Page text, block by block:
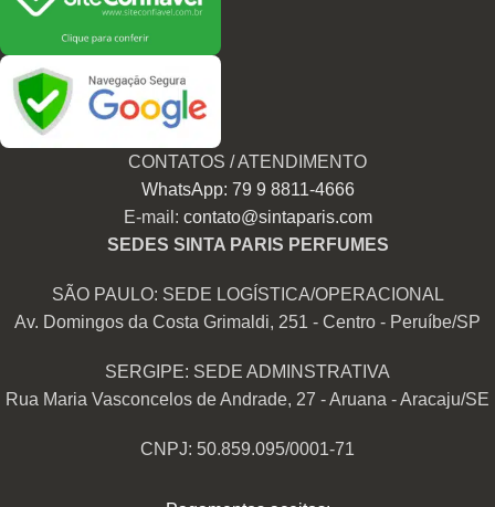
CONTATOS / ATENDIMENTO
WhatsApp: 79 9 8811-4666
E-mail: contato@sintaparis.com
SEDES SINTA PARIS PERFUMES
SÃO PAULO: SEDE LOGÍSTICA/OPERACIONAL
Av. Domingos da Costa Grimaldi, 251 - Centro - Peruíbe/SP
SERGIPE: SEDE ADMINSTRATIVA
Rua Maria Vasconcelos de Andrade, 27 - Aruana - Aracaju/SE
CNPJ: 50.859.095/0001-71